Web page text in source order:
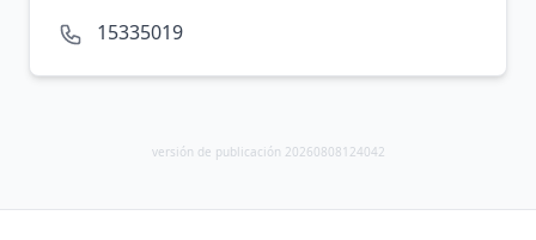
15335019
versión de publicación 20260808124042